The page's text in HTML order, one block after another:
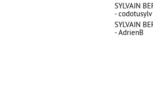
SYLVAIN
- codotusylv
SYLVAIN
- AdrienB